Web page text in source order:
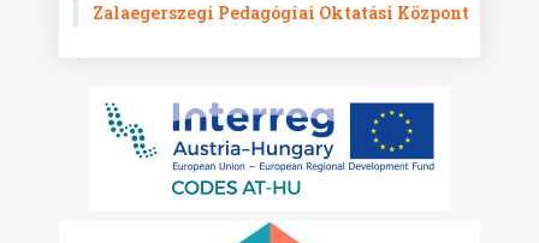
Zalaegerszegi Pedagógiai Oktatási Központ